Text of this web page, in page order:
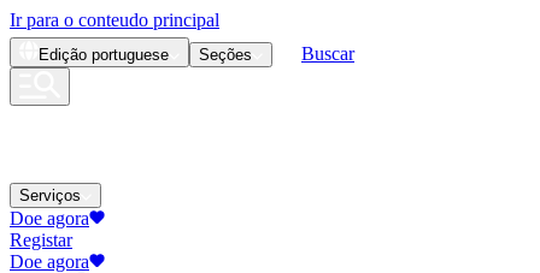
Ir para o conteudo principal
Edição portuguese Seções Buscar
Serviços
Doe agora
Registar
Doe agora